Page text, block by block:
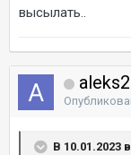
высылать..
aleks2
В 10.01.2023